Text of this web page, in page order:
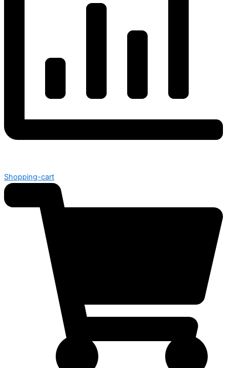
Shopping-cart